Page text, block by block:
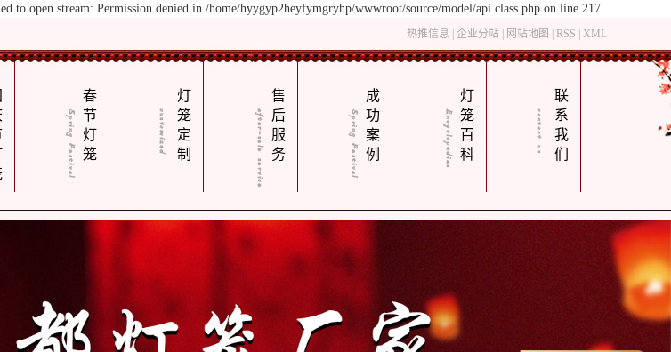
to open stream: Permission denied in /home/hyygyp2heyfymgryhp/wwwroot/source/model/api.class.php on line 217
热推信息 企业分站 网站地图 RSS XML
春
节
灯
笼
灯
笼
定
制
售
后
服
务
成
功
案
例
灯
笼
百
科
联
系
我
们